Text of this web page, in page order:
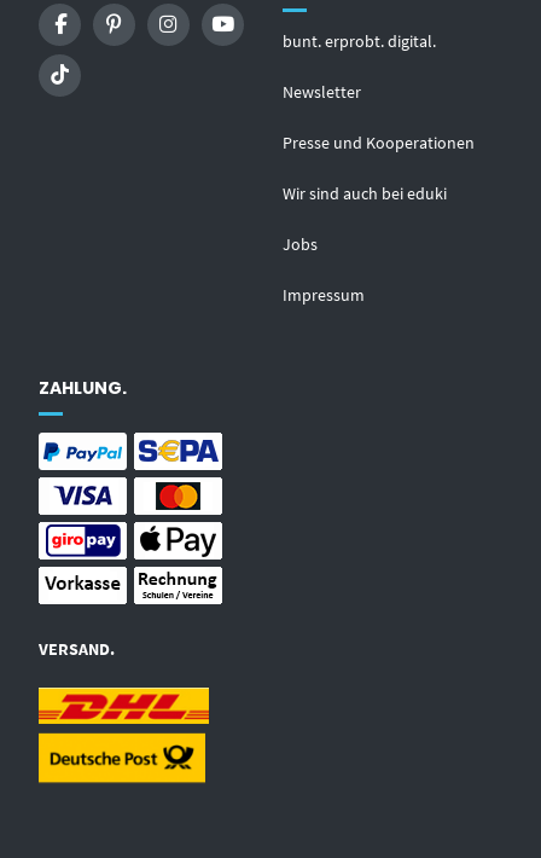
bunt. erprobt. digital.
Newsletter
Presse und Kooperationen
Wir sind auch bei eduki
Jobs
Impressum
ZAHLUNG.
VERSAND.